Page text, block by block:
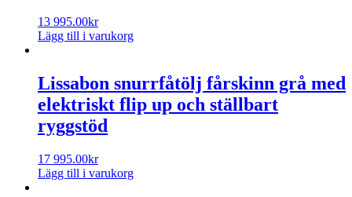
13 995.00kr
Lägg till i varukorg
Lissabon snurrfåtölj fårskinn grå med
elektriskt flip up och ställbart
ryggstöd
17 995.00kr
Lägg till i varukorg